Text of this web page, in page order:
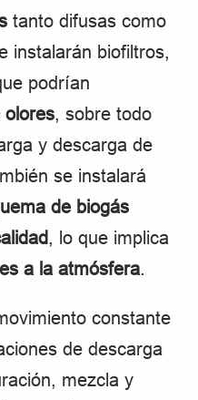
tanto difusas como
instalarán biofiltros,
podrían
olores, sobre todo
y descarga de
se instalará
de biogás
, lo que implica
a la atmósfera.
constante
de descarga
mezcla y